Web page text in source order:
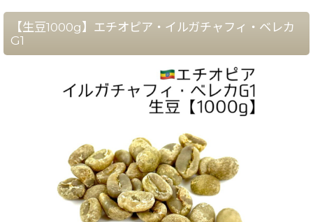
【生豆1000g】エチオピア・イルガチャフィ・ベレカ
G1